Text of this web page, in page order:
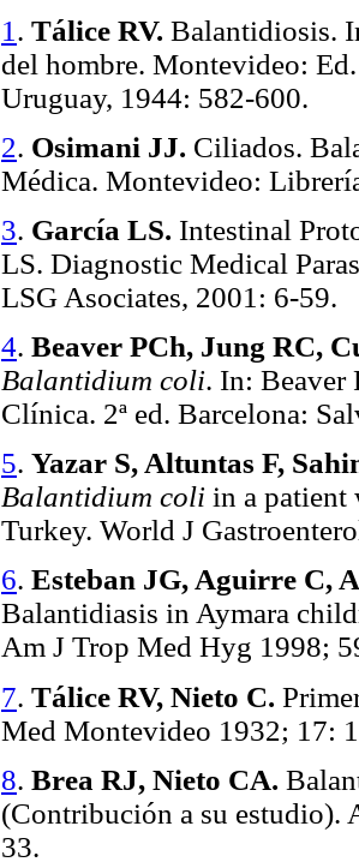
1 . Tálice RV. Balantidiosis.
del hombre. Montevideo:
Uruguay, 1944: 582-600.
2. Osimani JJ. Ciliados.
Médica. Montevideo:
3. García LS. Intestinal
LS. Diagnostic Medical
LSG Asociates, 2001: 6-59.
4. Beaver PCh, Jung RC,
Balantidium coli. In: Beaver
Clínica. 2ª ed. Barcelona:
5. Yazar S, Altuntas F,
Balantidium coli in a patient
Turkey. World J
6. Esteban JG, Aguirre C,
Balantidiasis in Aymara
Am J Trop Med Hyg 1998;
7. Tálice RV, Nieto C.
Med Montevideo 1932; 17:
8. Brea RJ, Nieto CA.
(Contribución a su estudio).
33.